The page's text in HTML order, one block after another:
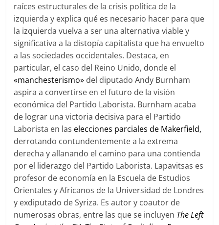
raíces estructurales de la crisis política de la
izquierda y explica qué es necesario hacer para que
la izquierda vuelva a ser una alternativa viable y
significativa a la distopía capitalista que ha envuelto
a las sociedades occidentales. Destaca, en
particular, el caso del Reino Unido, donde el
«manchesterismo» del diputado Andy Burnham
aspira a convertirse en el futuro de la visión
económica del Partido Laborista. Burnham acaba
de lograr una victoria decisiva para el Partido
Laborista en las elecciones parciales de Makerfield,
derrotando contundentemente a la extrema
derecha y allanando el camino para una contienda
por el liderazgo del Partido Laborista. Lapavitsas es
profesor de economía en la Escuela de Estudios
Orientales y Africanos de la Universidad de Londres
y exdiputado de Syriza. Es autor y coautor de
numerosas obras, entre las que se incluyen The Left